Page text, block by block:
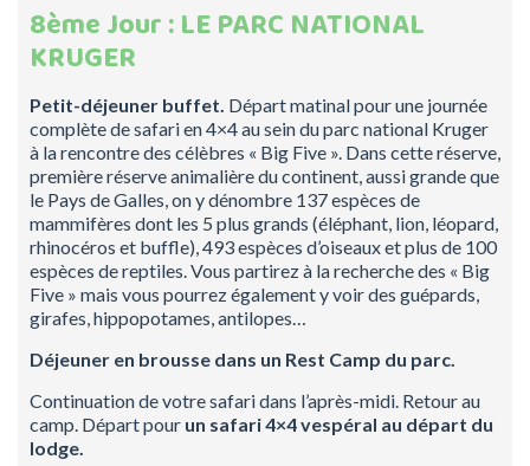
8ème Jour : LE PARC NATIONAL
KRUGER
Petit-déjeuner buffet. Départ matinal pour une journée
complète de safari en 4×4 au sein du parc national Kruger
à la rencontre des célèbres « Big Five ». Dans cette réserve,
première réserve animalière du continent, aussi grande que
le Pays de Galles, on y dénombre 137 espèces de
mammifères dont les 5 plus grands (éléphant, lion, léopard,
rhinocéros et buffle), 493 espèces d’oiseaux et plus de 100
espèces de reptiles. Vous partirez à la recherche des « Big
Five » mais vous pourrez également y voir des guépards,
girafes, hippopotames, antilopes…
Déjeuner en brousse dans un Rest Camp du parc.
Continuation de votre safari dans l’après-midi. Retour au
camp. Départ pour un safari 4×4 vespéral au départ du
lodge.